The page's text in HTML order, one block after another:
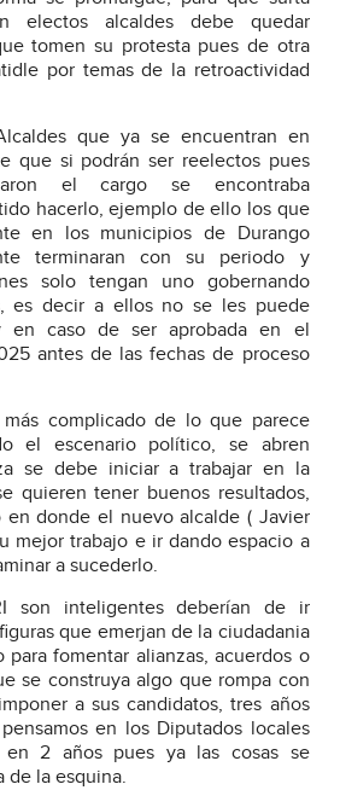
electos alcaldes debe quedar
tomen su protesta pues de otra
por temas de la retroactividad
que ya se encuentran en
que si podrán ser reelectos pues
el cargo se encontraba
hacerlo, ejemplo de ello los que
en los municipios de Durango
terminaran con su periodo y
solo tengan uno gobernando
es decir a ellos no se les puede
en caso de ser aprobada en el
antes de las fechas de proceso
complicado de lo que parece
el escenario político, se abren
se debe iniciar a trabajar en la
quieren tener buenos resultados,
en donde el nuevo alcalde ( Javier
mejor trabajo e ir dando espacio a
a sucederlo.
son inteligentes deberían de ir
que emerjan de la ciudadania
fomentar alianzas, acuerdos o
se construya algo que rompa con
a sus candidatos, tres años
en los Diputados locales
2 años pues ya las cosas se
de la esquina.